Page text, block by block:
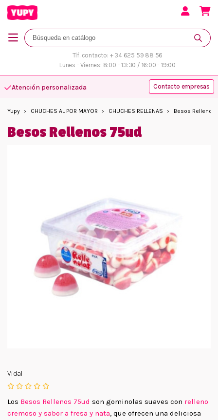
Tlf. contacto: + 34 625 59 88 56
Lunes - Viernes: 8:00 - 13:30 / 16:00 - 19:00
Atención personalizada Contacto empresas
Yupy CHUCHES AL POR MAYOR CHUCHES RELLENAS Besos Rellenos
Besos Rellenos 75ud
Vidal
Los Besos Rellenos 75ud son gominolas suaves con relleno
cremoso y sabor a fresa y nata, que ofrecen una deliciosa